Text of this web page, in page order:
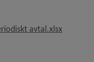
avtal.xlsx, 15.3